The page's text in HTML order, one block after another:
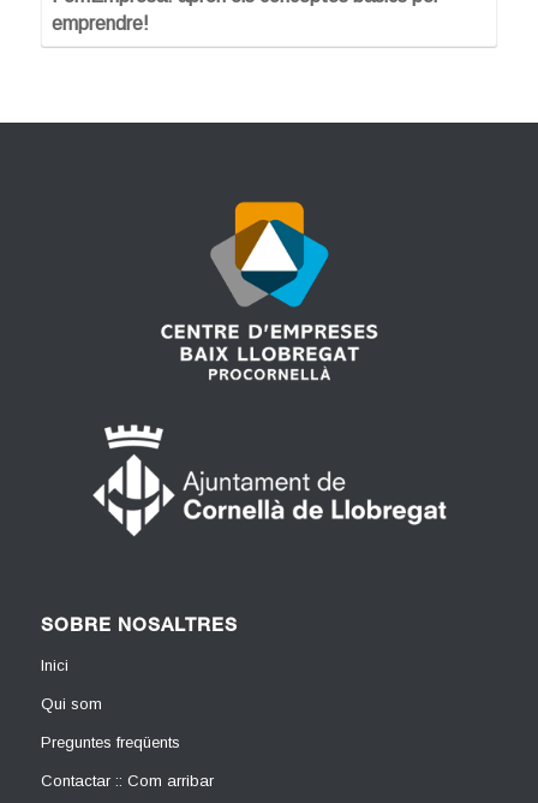
emprendre!
SOBRE NOSALTRES
Inici
Qui som
Preguntes freqüents
Contactar :: Com arribar